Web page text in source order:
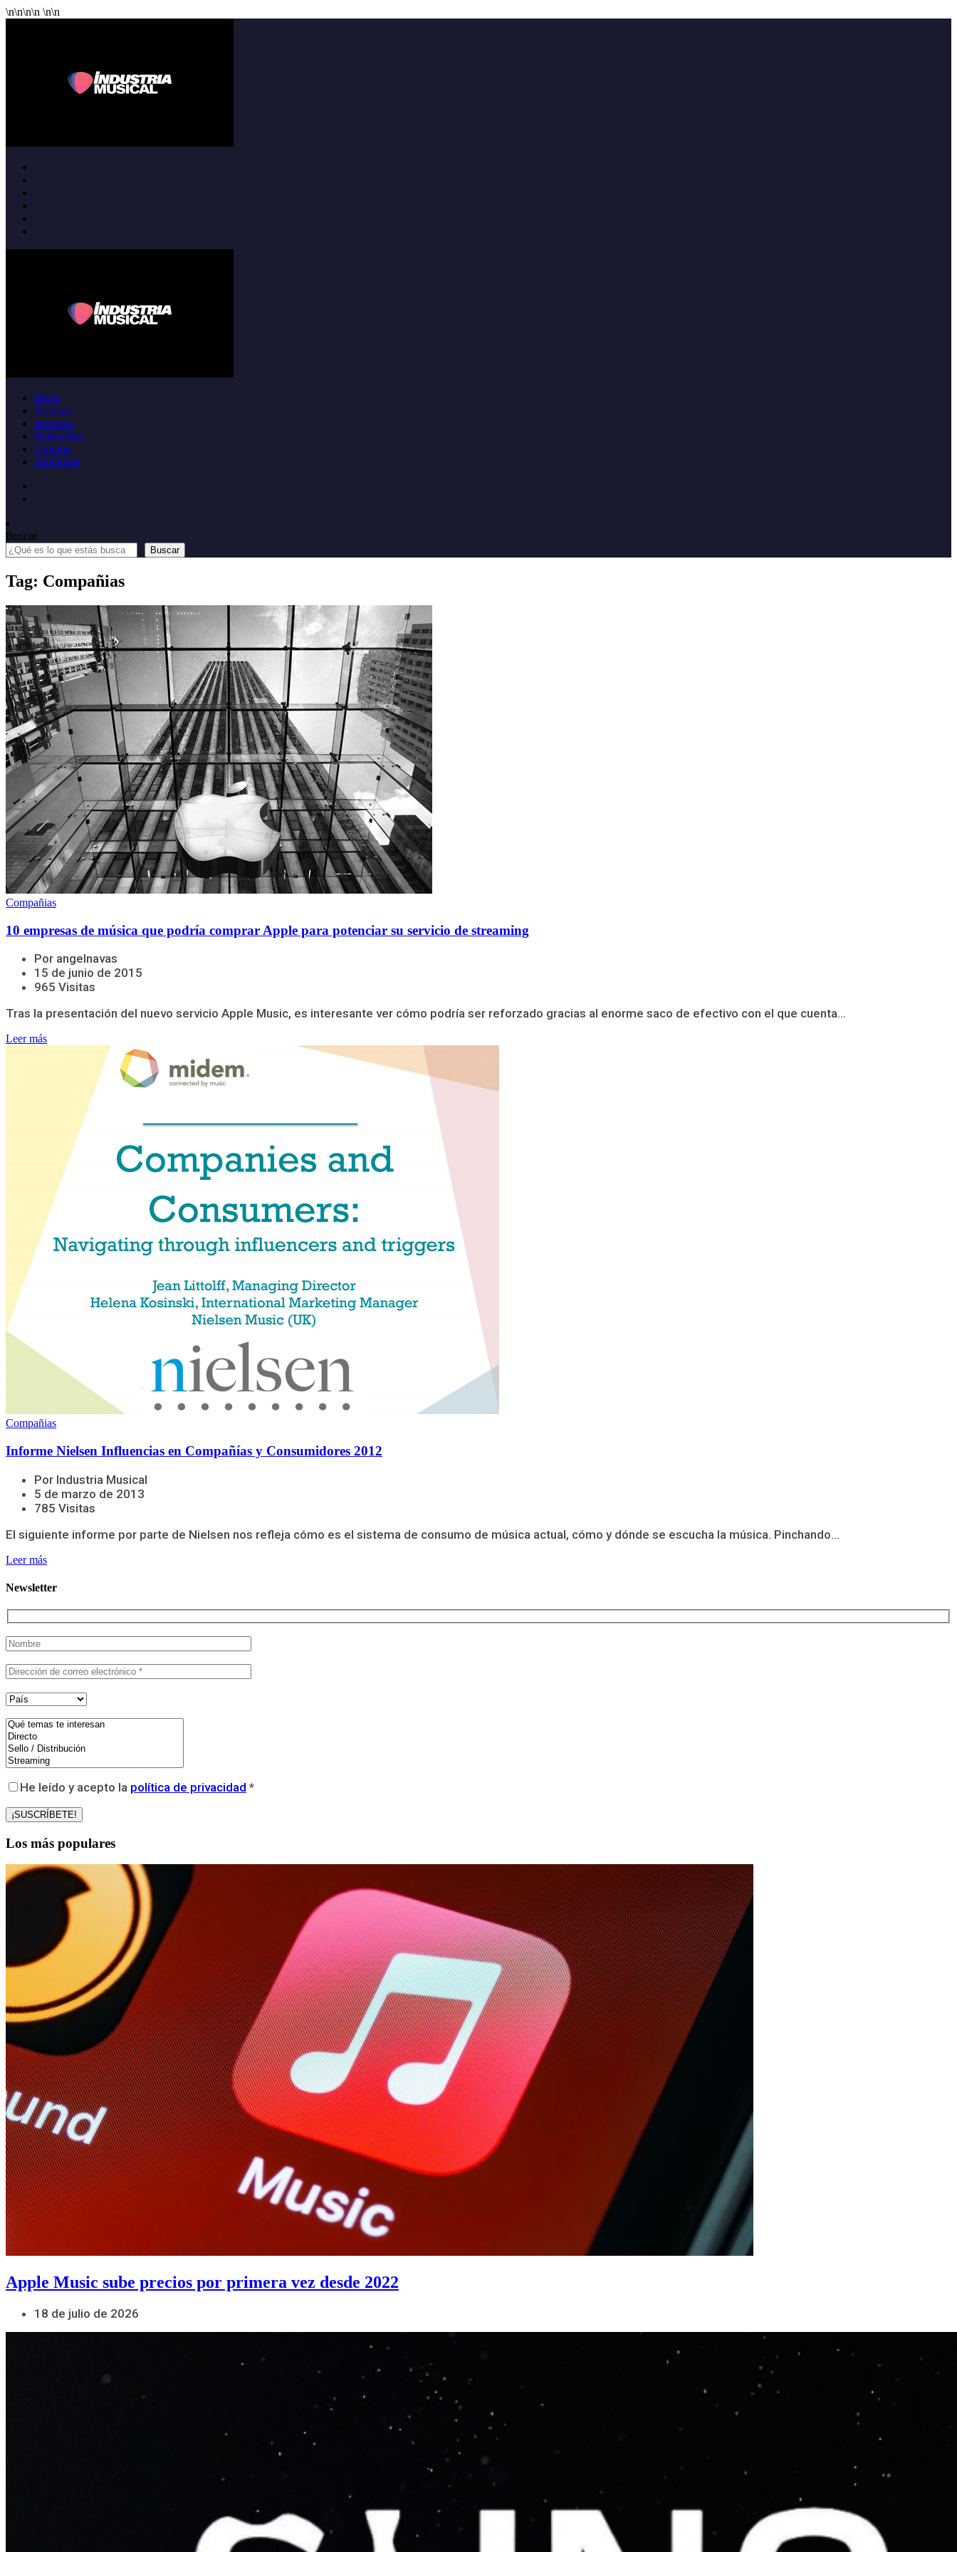
\n\n\n\n \n\n
Inicio
Noticias
Informes
Entrevistas
Opinión
Anúnciate
Buscar
Buscar
Tag: Compañias
Compañias
10 empresas de música que podría comprar Apple para potenciar su servicio de streaming
Por angelnavas
15 de junio de 2015
965 Visitas
Tras la presentación del nuevo servicio Apple Music, es interesante ver cómo podría ser reforzado gracias al enorme saco de efectivo con el que cuenta...
Leer más
Compañias
Informe Nielsen Influencias en Compañías y Consumidores 2012
Por Industria Musical
5 de marzo de 2013
785 Visitas
El siguiente informe por parte de Nielsen nos refleja cómo es el sistema de consumo de música actual, cómo y dónde se escucha la música. Pinchando...
Leer más
Newsletter
He leído y acepto la política de privacidad *
Los más populares
Apple Music sube precios por primera vez desde 2022
18 de julio de 2026